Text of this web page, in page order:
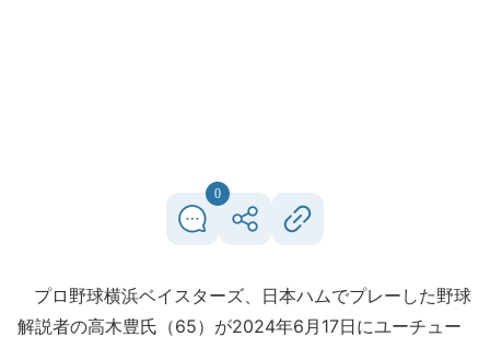
0
プロ野球横浜ベイスターズ、日本ハムでプレーした野球
解説者の高木豊氏（65）が2024年6月17日にユーチュー